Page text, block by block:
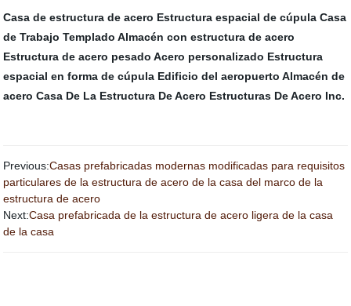
Casa de estructura de acero Estructura espacial de cúpula Casa
de Trabajo Templado Almacén con estructura de acero
Estructura de acero pesado Acero personalizado Estructura
espacial en forma de cúpula Edificio del aeropuerto Almacén de
acero Casa De La Estructura De Acero Estructuras De Acero Inc.
Previous:Casas prefabricadas modernas modificadas para requisitos
particulares de la estructura de acero de la casa del marco de la
estructura de acero
Next:Casa prefabricada de la estructura de acero ligera de la casa
de la casa